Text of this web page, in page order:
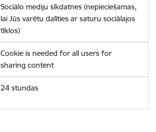
Sociālo mediju sīkdatnes (nepieciešamas,
lai Jūs varētu dalīties ar saturu sociālajos
tīklos)
Cookie is needed for all users for
sharing content
24 stundas